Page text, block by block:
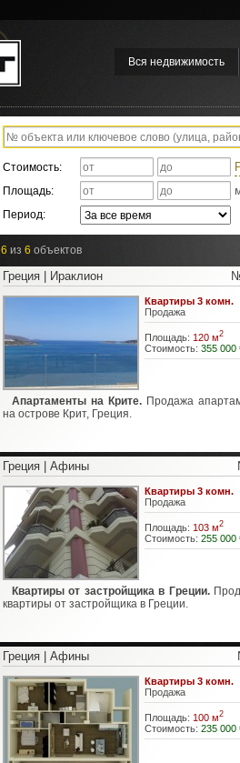
Вся недвижимость
Стоимость:
Площадь:
Период:
6 из 6 объектов
Греция | Ираклион
Квартиры 3 комн.
Продажа
Площадь: 120 м2
Стоимость: 355 000
Апартаменты на Крите. Продажа
на острове Крит, Греция.
Греция | Афины
Квартиры 3 комн.
Продажа
Площадь: 103 м2
Стоимость: 255 000
Квартиры от застройщика в Греции.
квартиры от застройщика в Греции.
Греция | Афины
Квартиры 3 комн.
Продажа
Площадь: 100 м2
Стоимость: 235 000